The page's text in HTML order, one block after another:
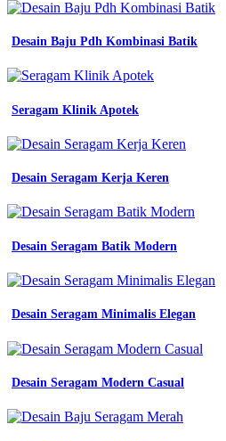
dan
penggunaannya
baju
yang
simple
lengkap
seragam
seragam
pdh
guru
permendagri
garment
seragam
cara
desain
baju
di
photoshop
Desain Baju Pdh Kombinasi Batik
Seragam Klinik Apotek
Desain Seragam Kerja Keren
Desain Seragam Batik Modern
Desain Seragam Minimalis Elegan
Desain Seragam Modern Casual